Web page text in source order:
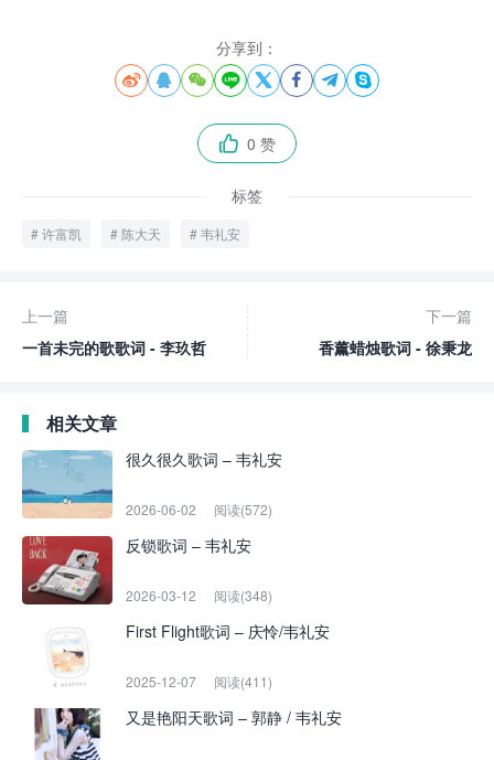
分享到：
       
 0 赞
标签
许富凯 陈大天 韦礼安
上一篇
一首未完的歌歌词 - 李玖哲
下一篇
香薰蜡烛歌词 - 徐秉龙
相关文章
很久很久歌词 – 韦礼安
2026-06-02 阅读(572)
反锁歌词 – 韦礼安
2026-03-12 阅读(348)
First Flight歌词 – 庆怜/韦礼安
2025-12-07 阅读(411)
又是艳阳天歌词 – 郭静 / 韦礼安